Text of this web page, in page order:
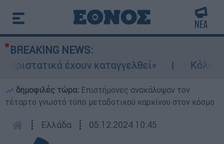
BREAKING NEWS:
έχουν καταγγελθεί»
Κόλαφος
δημοφιλές τώρα: Επιστήμονες ανακάλυψαν τον
τέταρτο γνωστό τύπο μεταδοτικού καρκίνου στον κόσμο
┋ Ελλάδα ┋ 05.12.2024 10:45